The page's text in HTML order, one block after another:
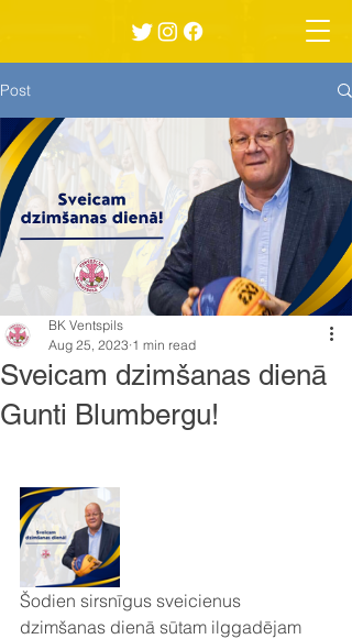
Post
Sveicam dzimšanas dienā
Gunti Blumbergu!
BK Ventspils
Aug 25, 2023 1 min read
Šodien sirsnīgus sveicienus
dzimšanas dienā sūtam ilggadējam